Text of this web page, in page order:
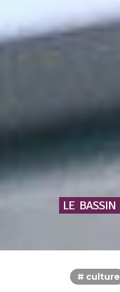
LE BASSIN
culture